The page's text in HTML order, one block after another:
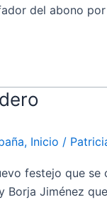
del abono
, Inicio /
festejo que
Jiménez